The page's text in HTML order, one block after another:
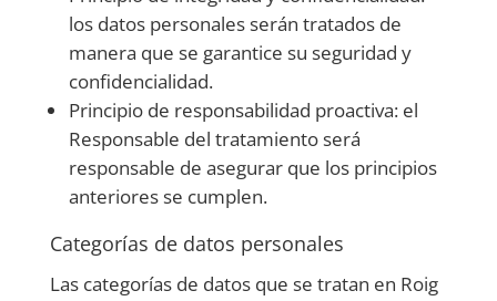
los datos personales serán tratados de
manera que se garantice su seguridad y
confidencialidad.
Principio de responsabilidad proactiva: el
Responsable del tratamiento será
responsable de asegurar que los principios
anteriores se cumplen.
Categorías de datos personales
Las categorías de datos que se tratan en Roig